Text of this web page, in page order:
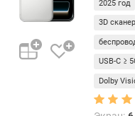
п
о
о
2025 год
3D
USB-C ≥
Dolby